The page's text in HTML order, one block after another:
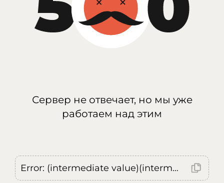
Сервер не отвечает, но мы уже
работаем над этим
Error: (intermediate value)(intermediate value)(intermediate value).replaceAll is not a function